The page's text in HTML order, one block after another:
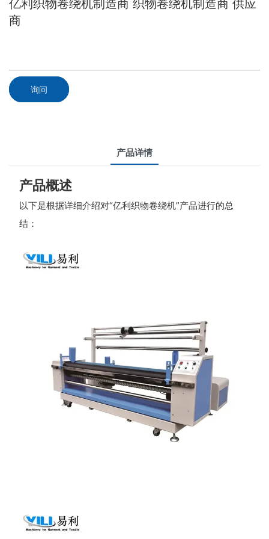
亿利织物卷绕机制造商 织物卷绕机制造商 供应
商
询问
产品详情
产品概述
以下是根据详细介绍对“亿利织物卷绕机”产品进行的总
结：